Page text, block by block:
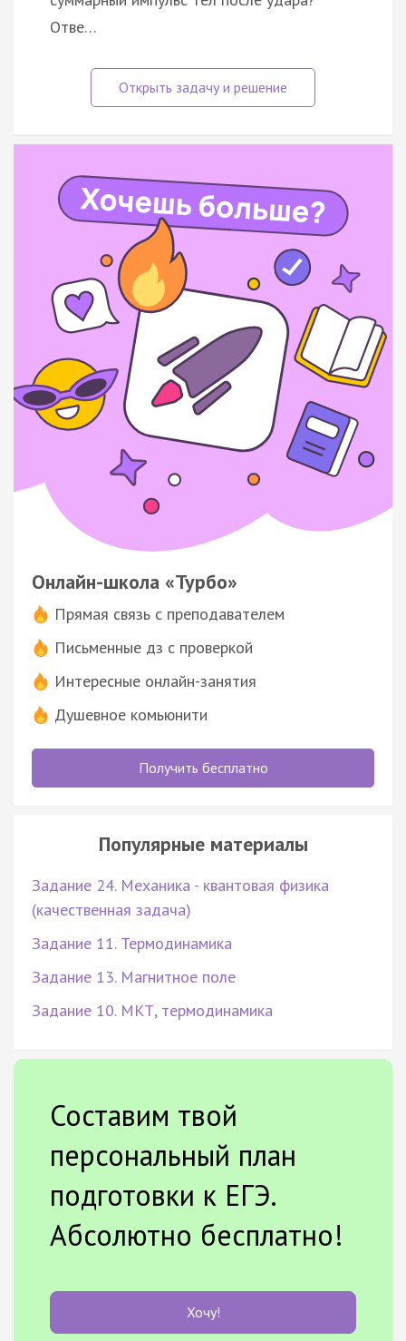
Отве…
Онлайн-школа «Турбо»
Прямая связь с преподавателем
Письменные дз с проверкой
Интересные онлайн-занятия
Душевное комьюнити
Получить бесплатно
Популярные материалы
Задание 24. Механика - квантовая физика
(качественная задача)
Задание 11. Термодинамика
Задание 13. Магнитное поле
Задание 10. МКТ, термодинамика
Составим твой
персональный план
подготовки к ЕГЭ.
Абсолютно бесплатно!
Хочу!